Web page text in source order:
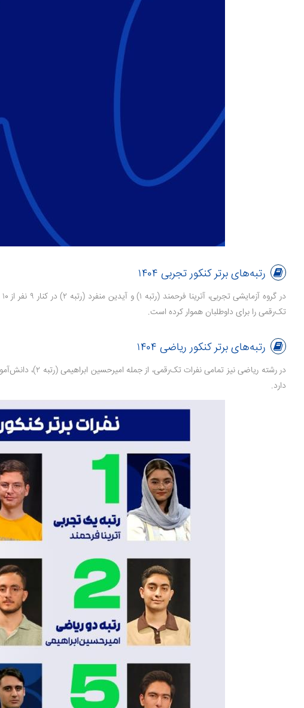
رتبه‌های برتر کنکور تجربی ۱۴۰۴
تک‌رقمی را برای داوطلبان هموار کرده است.
رتبه‌های برتر کنکور ریاضی ۱۴۰۴
در رشته ریاضی نیز تمامی نفرات تک‌رقمی، از جمله امیرحسین ابراهیمی (رتبه ۲)، دانش‌آموزان ماز بوده‌اند. این آمار بیانگر کیفیت بالای کلاس‌های آنلاین،
دارد.